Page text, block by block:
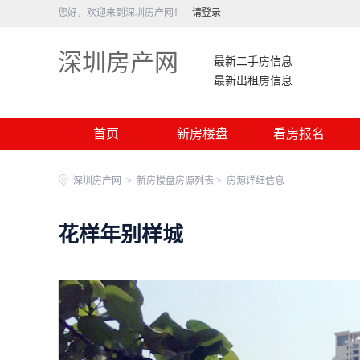
您好，欢迎来到深圳房产网！ 请登录
深圳房产网
最新二手房信息
最新出租房信息
首页 新房楼盘 看房报名
深圳房产网 > 新房楼盘房源列表 > 房源详细信息
花样年别样城